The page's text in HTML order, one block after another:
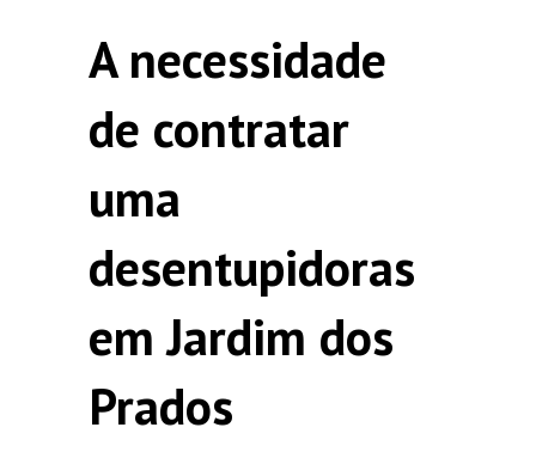
A necessidade
de contratar
uma
desentupidoras
em Jardim dos
Prados